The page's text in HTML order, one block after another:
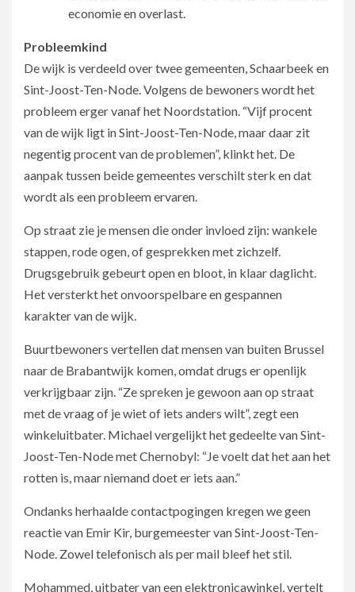
economie en overlast.
Probleemkind
De wijk is verdeeld over twee gemeenten, Schaarbeek en
Sint-Joost-Ten-Node. Volgens de bewoners wordt het
probleem erger vanaf het Noordstation. “Vijf procent
van de wijk ligt in Sint-Joost-Ten-Node, maar daar zit
negentig procent van de problemen”, klinkt het. De
aanpak tussen beide gemeentes verschilt sterk en dat
wordt als een probleem ervaren.
Op straat zie je mensen die onder invloed zijn: wankele
stappen, rode ogen, of gesprekken met zichzelf.
Drugsgebruik gebeurt open en bloot, in klaar daglicht.
Het versterkt het onvoorspelbare en gespannen
karakter van de wijk.
Buurtbewoners vertellen dat mensen van buiten Brussel
naar de Brabantwijk komen, omdat drugs er openlijk
verkrijgbaar zijn. “Ze spreken je gewoon aan op straat
met de vraag of je wiet of iets anders wilt”, zegt een
winkeluitbater. Michael vergelijkt het gedeelte van Sint-
Joost-Ten-Node met Chernobyl: “Je voelt dat het aan het
rotten is, maar niemand doet er iets aan.”
Ondanks herhaalde contactpogingen kregen we geen
reactie van Emir Kir, burgemeester van Sint-Joost-Ten-
Node. Zowel telefonisch als per mail bleef het stil.
Mohammed, uitbater van een elektronicawinkel, vertelt